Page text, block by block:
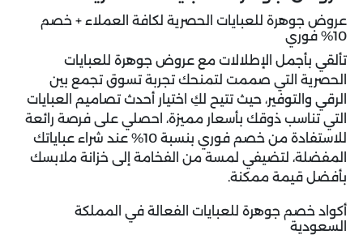
عروض جوهرة للعبايات الحصرية لكافة العملاء + خصم
10% فوري
تألقي بأجمل الإطلالات مع عروض جوهرة للعبايات
الحصرية التي صممت لتمنحك تجربة تسوق تجمع بين
الرقي والتوفير، حيث تتيح لكِ اختيار أحدث تصاميم العبايات
التي تناسب ذوقك بأسعار مميزة، احصلي على فرصة رائعة
للاستفادة من خصم فوري بنسبة 10% عند شراء عباياتك
المفضلة، لتضيفي لمسة من الفخامة إلى خزانة ملابسك
بأفضل قيمة ممكنة.
أكواد خصم جوهرة للعبايات الفعالة في المملكة
السعودية